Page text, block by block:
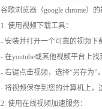
谷歌浏览器（google chrome）
1. 使用视频下载工具：
- 安装并打开一个可靠的视频下载
- 在youtube或其他视频平台上找
- 右键点击视频，选择“另存为”
- 将视频保存到您的计算机上，
2. 使用在线视频加速服务：